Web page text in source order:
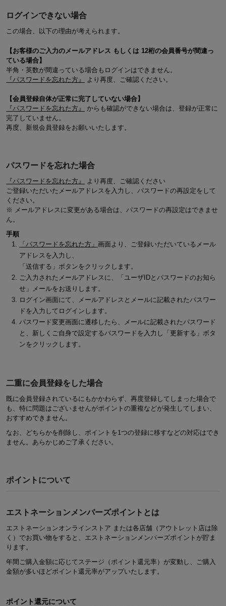
ログインできない場合
この場合、以下の理由が考えられます。
【お客様のご入力のメールアドレス もしくは 12桁の会員番号が間違っ
ている場合】
半角・英数が間違っている場合もログインはできません。
『パスワードを忘れた方』
より再度、ご確認ください。
【会員登録自体が正常に完了していない場合】
『パスワードを忘れた方』
からも確認ができない場合は、登録が正常に
完了していません。
再度、新規会員登録をお願いいたします。
パスワードを忘れた場合
『パスワードを忘れた方』
より再度、ご確認ください
ご登録いただいたメールアドレスを入力し、パスワードの再設定をして
ください。
※ メールアドレスに変更がある場合は、パスワードの再設定はできませ
ん。
手順
「パスワードを忘れた方」 画面より、ご登録いただいているメール
アドレスを入力し、
「送信する」ボタンをクリックします。
ご入力されたメールアドレスに、「ユーザIDとパスワードのお知ら
せ」メールをお送りします。
ログイン画面にて、メールアドレスとメールに記載されたパスワー
ドを入力してログインします。
パスワード変更画面に遷移したら、メールに記載されたパスワード
と、新しくご自身で設定するパスワードを入力し「更新する」ボタ
ンをクリックします。
二重に会員登録をした場合
既に会員登録されているにもかかわらず、再度登録してしまった場合で
も、特に問題はございませんがポイントの重複などが発生してしまい、
おすすめできません。
なお、どちらかを削除し、ポイントを1つの登録に移すなどの対応はでき
ません。あらかじめご了承ください。
ポイントについて
エストネーションメンバーズポイントとは
エストネーションオンラインストア または各店舗（アウトレット店は除
く）でお買い物をすると、エストネーションメンバーズポイントが貯ま
ります。
年間ご購入金額に応じてステージ（ポイント還元率）が変動し、ご購入
金額が多いほどポイント還元率がアップいたします。
ポイント還元について